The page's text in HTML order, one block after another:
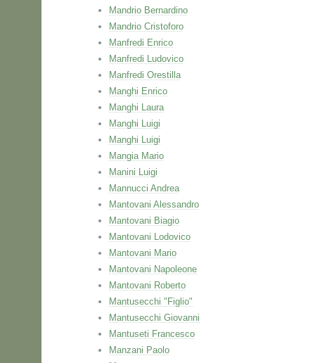
Mandrio Bernardino
Mandrio Cristoforo
Manfredi Enrico
Manfredi Ludovico
Manfredi Orestilla
Manghi Enrico
Manghi Laura
Manghi Luigi
Manghi Luigi
Mangia Mario
Manini Luigi
Mannucci Andrea
Mantovani Alessandro
Mantovani Biagio
Mantovani Lodovico
Mantovani Mario
Mantovani Napoleone
Mantovani Roberto
Mantusecchi "Figlio"
Mantusecchi Giovanni
Mantuseti Francesco
Manzani Paolo